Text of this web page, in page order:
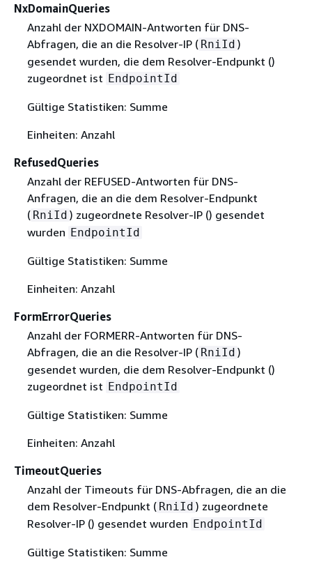
NxDomainQueries
Anzahl der NXDOMAIN-Antworten für DNS-
Abfragen, die an die Resolver-IP ( RniId )
gesendet wurden, die dem Resolver-Endpunkt ()
zugeordnet ist EndpointId
Gültige Statistiken: Summe
Einheiten: Anzahl
RefusedQueries
Anzahl der REFUSED-Antworten für DNS-
Anfragen, die an die dem Resolver-Endpunkt
( RniId ) zugeordnete Resolver-IP () gesendet
wurden EndpointId
Gültige Statistiken: Summe
Einheiten: Anzahl
FormErrorQueries
Anzahl der FORMERR-Antworten für DNS-
Abfragen, die an die Resolver-IP ( RniId )
gesendet wurden, die dem Resolver-Endpunkt ()
zugeordnet ist EndpointId
Gültige Statistiken: Summe
Einheiten: Anzahl
TimeoutQueries
Anzahl der Timeouts für DNS-Abfragen, die an die
dem Resolver-Endpunkt ( RniId ) zugeordnete
Resolver-IP () gesendet wurden EndpointId
Gültige Statistiken: Summe